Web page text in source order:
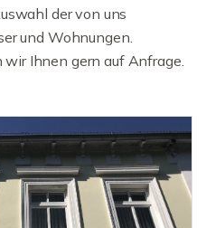
der von uns
und Wohnungen.
Ihnen gern auf Anfrage.